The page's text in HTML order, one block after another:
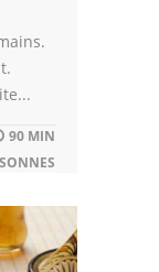
90 MIN